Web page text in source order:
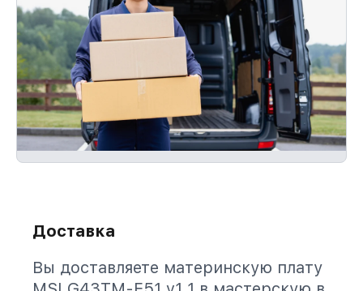
Доставка
Вы доставляете материнскую плату